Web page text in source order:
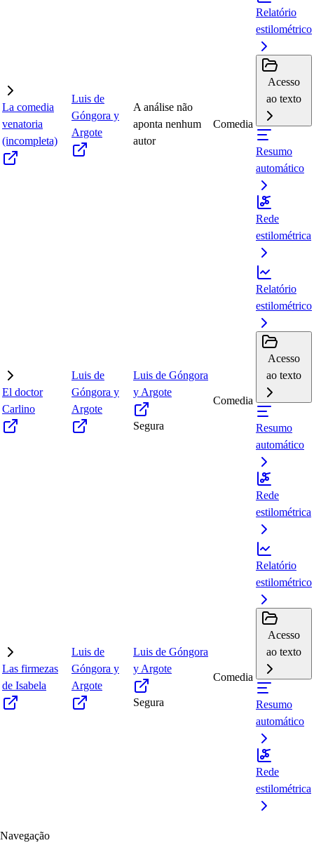
La comedia
venatoria
(incompleta)
Luis de
Góngora y
Argote
A análise não
aponta nenhum
autor
Comedia
Relatório
estilométrico
Acesso
ao texto
Resumo
automático
Rede
estilométrica
El doctor
Carlino
Luis de
Góngora y
Argote
Luis de Góngora
y Argote
Segura
Comedia
Relatório
estilométrico
Acesso
ao texto
Resumo
automático
Rede
estilométrica
Las firmezas
de Isabela
Luis de
Góngora y
Argote
Luis de Góngora
y Argote
Segura
Comedia
Relatório
estilométrico
Acesso
ao texto
Resumo
automático
Rede
estilométrica
Navegação